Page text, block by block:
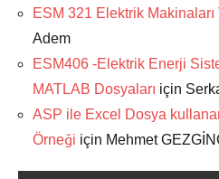
ESM 321 Elektrik Makinaları
Adem
ESM406 -Elektrik Enerji
MATLAB Dosyaları için
ASP ile Excel Dosya
Örneği için Mehmet